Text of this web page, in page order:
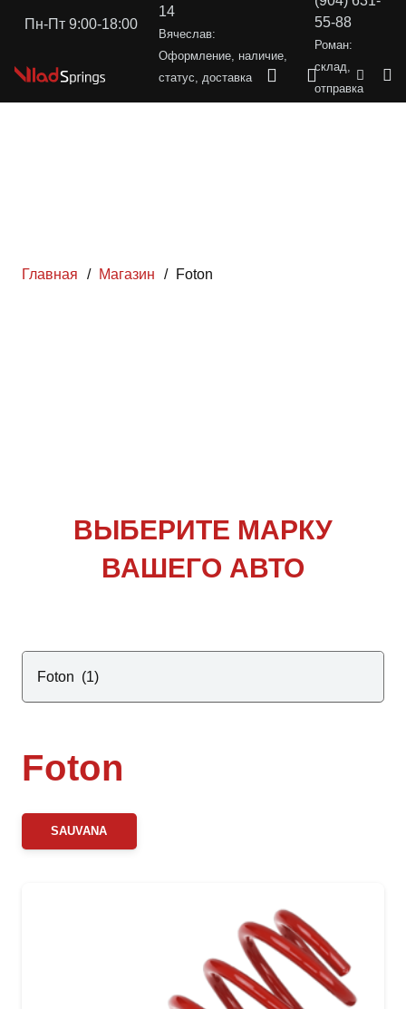
Пн-Пт 9:00-18:00
14
Вячеслав:
Оформление, наличие,
статус, доставка
55-88
Роман:
склад,
отправка
Главная / Магазин / Foton
ВЫБЕРИТЕ МАРКУ
ВАШЕГО АВТО
Foton
SAUVANA